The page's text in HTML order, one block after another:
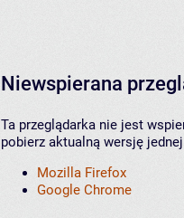
Niewspierana
Ta przeglądarka nie jest
pobierz aktualną wersję
Mozilla Firefox
Google Chrome